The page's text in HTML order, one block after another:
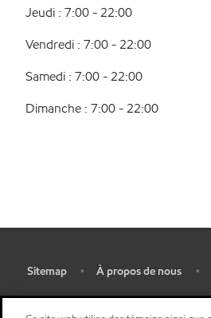
Jeudi : 7:00 - 22:00
Vendredi : 7:00 - 22:00
Samedi : 7:00 - 22:00
Dimanche : 7:00 - 22:00
Sitemap • À propos de nous •
• Plan d’ accessibilité pluriannuel